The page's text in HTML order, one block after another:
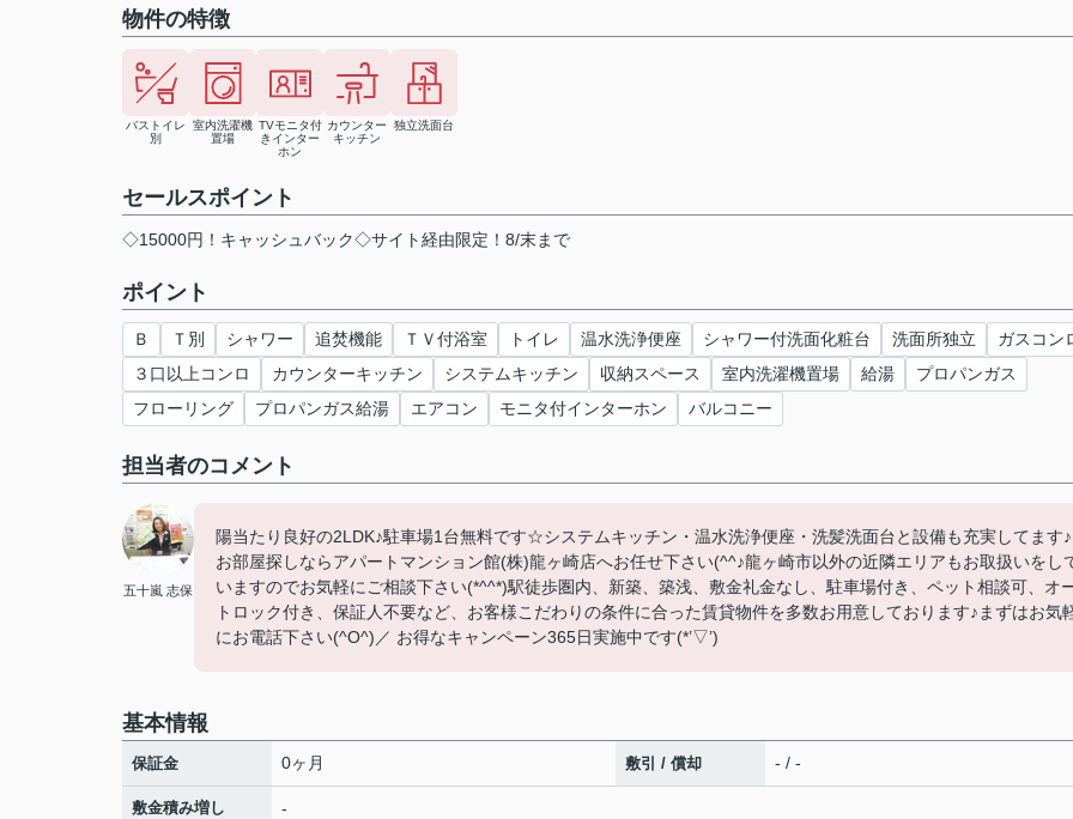
物件の特徴
バストイレ
別
室内洗濯機
置場
TVモニタ付
きインター
ホン
カウンター
キッチン
独立洗面台
セールスポイント
◇15000円！キャッシュバック◇サイト経由限定！8/末まで
ポイント
Ｂ Ｔ別 シャワー 追焚機能 ＴＶ付浴室 トイレ 温水洗浄便座 シャワー付洗面化粧台 洗面所独立
ガスコン
３口以上コンロ
カウンターキッチン システムキッチン 収納スペース 室内洗濯機置場 給湯
プロパンガス
フローリング
プロパンガス給湯 エアコン モニタ付インターホン バルコニー
担当者のコメント
五十嵐 志保
陽当たり良好の2LDK♪駐車場1台無料です☆システムキッチン・温水洗浄便座・洗髪洗面台と設備も充実してます♪
お部屋探しならアパートマンション館(株)龍ヶ崎店へお任せ下さい(^^♪龍ヶ崎市以外の近隣エリアもお取扱いをし
いますのでお気軽にご相談下さい(*^^*)駅徒歩圏内、新築、築浅、敷金礼金なし、駐車場付き、ペット相談可、オ
トロック付き、保証人不要など、お客様こだわりの条件に合った賃貸物件を多数お用意しております♪まずはお気
にお電話下さい(^O^)／ お得なキャンペーン365日実施中です(*’▽’)
基本情報
保証金 0ヶ月 敷引 / 償却 - / -
敷金積み増し -